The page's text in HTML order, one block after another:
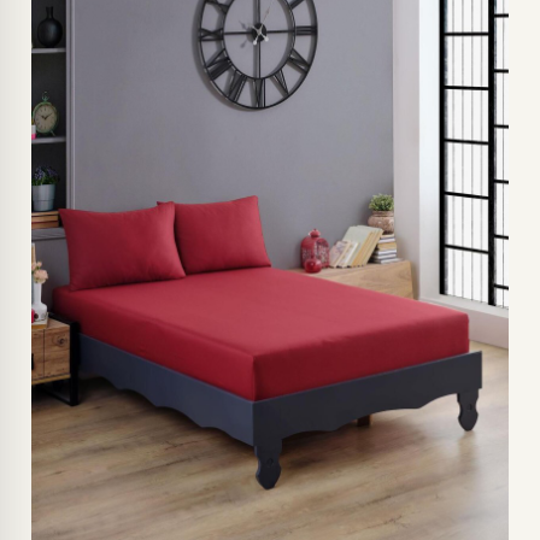
BORDO-160X200CM · +192,40TL
BORDO-180X200CM · +278,20TL
BORDO-200X200CM · +364,00TL
PUDRA-160X200CM · +192,40TL
PUDRA-180X200CM · +278,20TL
PUDRA-200X200CM · +364,00TL
KREM-160X200CM · +192,40TL
ANTRASİT-160X200CM · +192,40TL
ANTRASİT-180X200CM · +278,20TL